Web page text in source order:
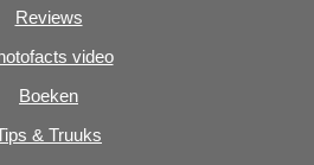
Reviews
video
Boeken
& Truuks